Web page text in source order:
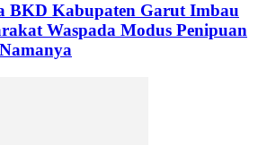
BKD Kabupaten Garut Imbau
Waspada Modus Penipuan